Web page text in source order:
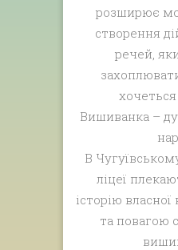
розширює
створення
речей,
Вишиванка –
В
ліцеї
історію
та повагою